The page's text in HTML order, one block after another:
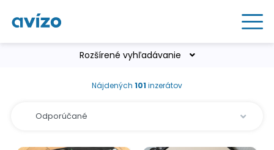
Rozšírené vyhľadávanie
Nájdených 101 inzerátov